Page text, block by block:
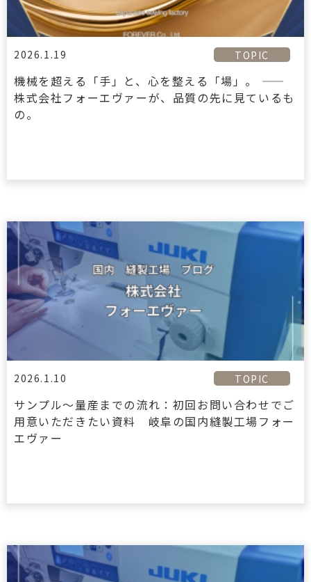
2026.1.19 TOPIC
機械を超える「手」と、心を整える「場」。 ——
株式会社フォーエヴァーが、品質の先に見ているも
の。
2026.1.10 TOPIC
サンプル〜量産までの流れ：初回お問い合わせでご
用意いただきたい資料 岐阜の国内縫製工場フォー
エヴァー